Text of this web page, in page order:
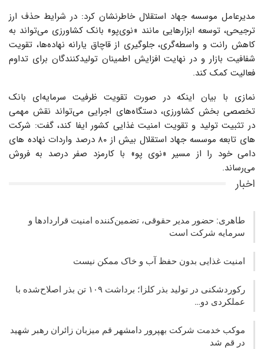
مدیرعامل موسسه جهاد استقلال خاطرنشان کرد: در شرایط حذف ارز
ترجیحی، توسعه ابزارهایی مانند «نوی‌پو» بانک کشاورزی می‌تواند به
کاهش رانت و واسطه‌گری، جلوگیری از قاچاق یارانه نهاده‌ها، تقویت
شفافیت بازار و در نهایت افزایش اطمینان تولیدکنندگان برای تداوم
فعالیت کمک کند.
نمازی با بیان اینکه در صورت تقویت ظرفیت سرمایه‌ای بانک
تخصصی بخش کشاورزی، دستگاه‌های اجرایی می‌تواند نقش مهمی
در تثبیت تولید و تقویت امنیت غذایی کشور ایفا کند، گفت: شرکت
های تابعه موسسه جهاد استقلال بیش از ۸۰ درصد واردات نهاده های
دامی خود را از مسیر «نوی پو» با کارمزد صفر درصد به فروش
می‌رساند.
اخبار
طاهری: حضور مدیر حقوقی، تضمین‌کننده امنیت قراردادها و
سرمایه شرکت‌ است
امنیت غذایی بدون حفظ آب و خاک ممکن نیست
رکوردشکنی در تولید بذر کلزا؛ برداشت ۱۰۹ تن بذر اصلاح‌شده با
عملکردی دو…
موکب خدمت شرکت بهپرور دامشهر قم میزبان زائران رهبر شهید
در قم شد